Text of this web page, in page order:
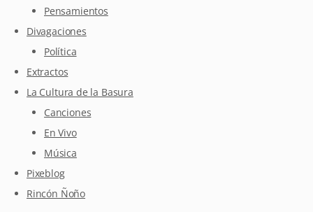
Pensamientos
Divagaciones
Política
Extractos
La Cultura de la Basura
Canciones
En Vivo
Música
Pixeblog
Rincón Ñoño